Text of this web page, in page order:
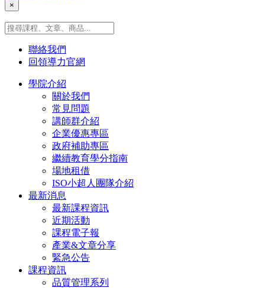
×
聯絡我們
回領導力官網
學院介紹
關於我們
常見問題
講師群介紹
企業優惠專區
政府補助專區
繼續教育學分指南
場地租借
ISO小超人團隊介紹
最新消息
最新課程資訊
近期活動
課程電子報
產業&文章分享
緊急公告
課程資訊
品質管理系列